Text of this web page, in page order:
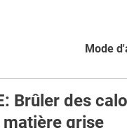
Mode
Brûler des
grise